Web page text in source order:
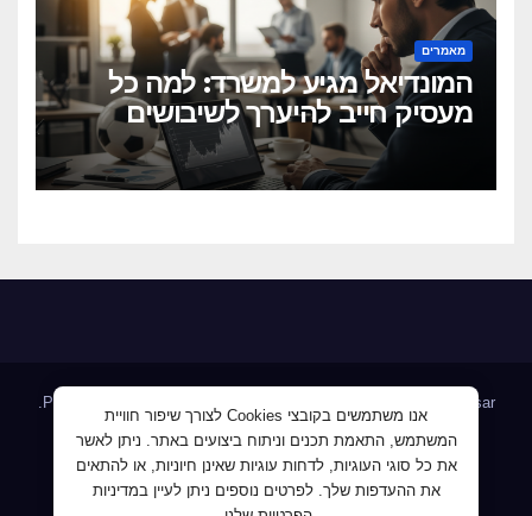
מאמרים
המונדיאל מגיע למשרד: למה כל
מעסיק חייב להיערך לשיבושים
הקרובים
Proudly powered by WordPress Themeansar
HomeAllJobs – אלפי מעסיקים ומועמדים Blog
JobMaster דרושים ומחפשי עבודה Jobnet אתר מודעות הדרושים
אנו משתמשים בקובצי Cookies לצורך שיפור חוויית
המשתמש, התאמת תכנים וניתוח ביצועים באתר. ניתן לאשר
את כל סוגי העוגיות, לדחות עוגיות שאינן חיוניות, או להתאים
את ההעדפות שלך. לפרטים נוספים ניתן לעיין במדיניות